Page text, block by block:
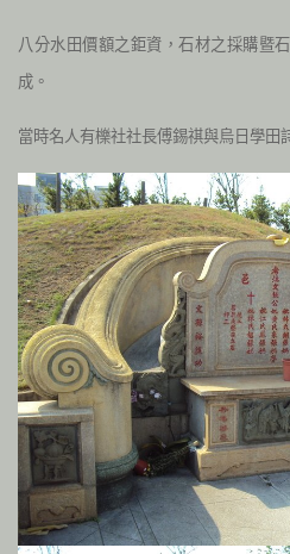
八分水田價額之鉅資，石材之採購暨
成。
當時名人有櫟社社長傅錫祺與烏日學田